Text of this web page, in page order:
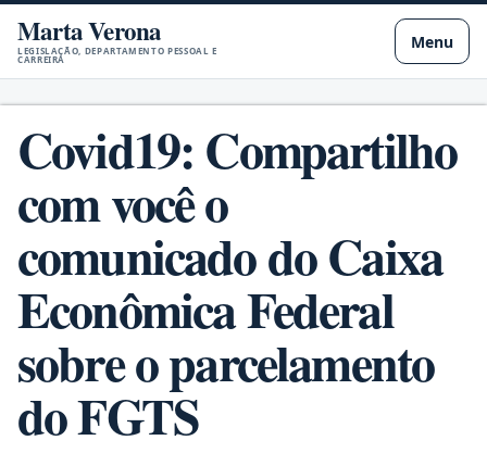
Pular para o conteúdo principal
Marta Verona
LEGISLAÇÃO, DEPARTAMENTO PESSOAL E
CARREIRA
Menu
Covid19: Compartilho
com você o
comunicado do Caixa
Econômica Federal
sobre o parcelamento
do FGTS